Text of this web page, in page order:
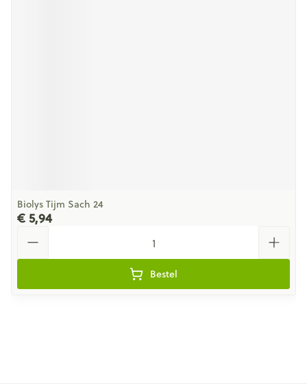
Biolys Tijm Sach 24
€ 5,94
Bestel